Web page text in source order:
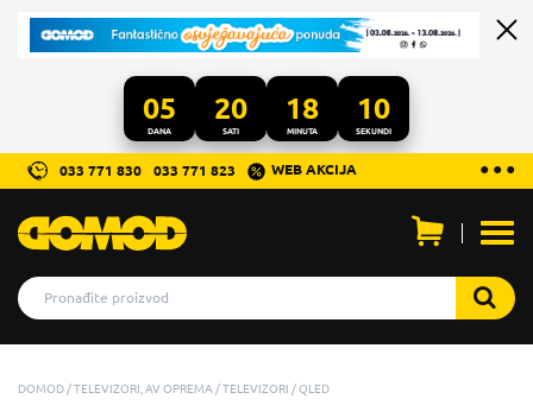
05
DANA
20
SATI
18
MINUTA
07
SEKUNDI
...
● ● ●
033 771 830 033 771 823 WEB AKCIJA
DOMOD TELEVIZORI, AV OPREMA TELEVIZORI QLED